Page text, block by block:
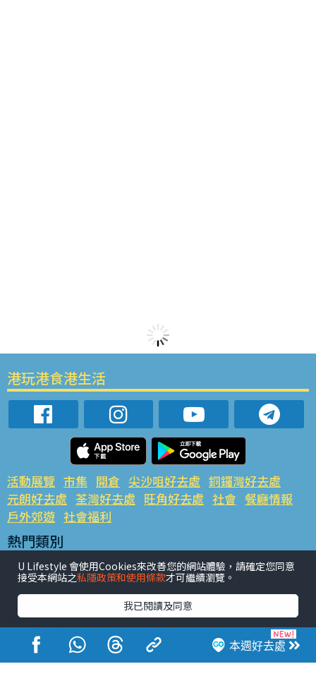
本週好去處
港玩港食港生活
活動展覽 市集 開倉 尖沙咀好去處 銅鑼灣好去處
元朗好去處 荃灣好去處 旺角好去處 社會 餐廳情報
戶外郊遊 社會福利
熱門類別
網民熱話 活動展覽 市集 開倉 尖沙咀好去處
銅鑼灣好去處 元朗好去處 荃灣好去處 旺角好去處
餐廳情報 戶外郊遊
熱門標籤
#UGO搵好去處 #人氣活動推介
#美食社群熱話
#親子玩樂好去處
#ULifestyle應用程式
#限時搶
U Lifestyle 會使用Cookies來改善您的網站體驗，請確定您同意
接受本網站之私隱政策和使用條款才可繼續瀏覽。
我已閱讀及同意